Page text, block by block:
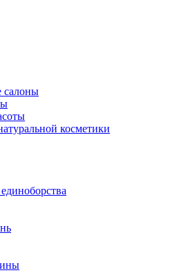
салоны
косметики